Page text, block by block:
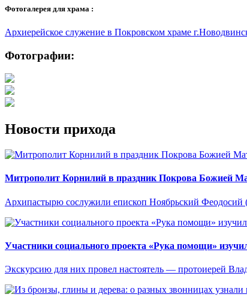
Фотогалерея для храма :
Архиерейское служение в Покровском храме
Фотографии:
Новости прихода
Митрополит Корнилий в праздник Покрова Божией
Архипастырю сослужили епископ Ноябрьский Феодосий
Участники социального проекта «Рука помощи»
Экскурсию для них провел настоятель — протоиерей